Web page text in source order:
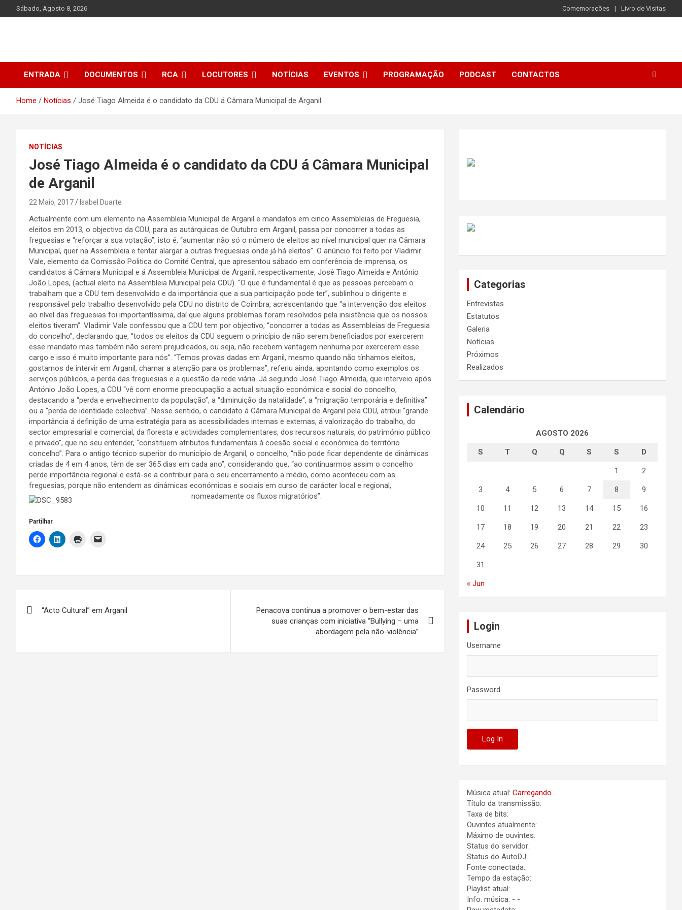
to
Sábado, Agosto 8, 2026 Comemorações Livro de Visitas
ENTRADA DOCUMENTOS RCA LOCUTORES NOTÍCIAS EVENTOS PROGRAMAÇÃO PODCAST CONTACTOS
Home Notícias José Tiago Almeida é o candidato da CDU á Câmara Municipal de Arganil
NOTÍCIAS
José Tiago Almeida é o candidato da CDU á Câmara Municipal
de Arganil
22 Maio, 2017 Isabel Duarte
Actualmente com um elemento na Assembleia Municipal de Arganil e mandatos em cinco Assembleias de Freguesia,
eleitos em 2013, o objectivo da CDU, para as autárquicas de Outubro em Arganil, passa por concorrer a todas as
freguesias e “reforçar a sua votação”, isto é, “aumentar não só o número de eleitos ao nível municipal quer na Câmara
Municipal, quer na Assembleia e tentar alargar a outras freguesias onde já há eleitos”. O anúncio foi feito por Vladimir
Vale, elemento da Comissão Politica do Comité Central, que apresentou sábado em conferência de imprensa, os
candidatos á Câmara Municipal e á Assembleia Municipal de Arganil, respectivamente, José Tiago Almeida e António
João Lopes, (actual eleito na Assembleia Municipal pela CDU). “O que é fundamental é que as pessoas percebam o
trabalham que a CDU tem desenvolvido e da importância que a sua participação pode ter”, sublinhou o dirigente e
responsável pelo trabalho desenvolvido pela CDU no distrito de Coimbra, acrescentando que “a intervenção dos eleitos
ao nível das freguesias foi importantíssima, daí que alguns problemas foram resolvidos pela insistência que os nossos
eleitos tiveram”. Vladimir Vale confessou que a CDU tem por objectivo, “concorrer a todas as Assembleias de Freguesia
do concelho”, declarando que, “todos os eleitos da CDU seguem o princípio de não serem beneficiados por exercerem
esse mandato mas também não serem prejudicados, ou seja, não recebem vantagem nenhuma por exercerem esse
cargo e isso é muito importante para nós”. “Temos provas dadas em Arganil, mesmo quando não tínhamos eleitos,
gostamos de intervir em Arganil, chamar a atenção para os problemas”, referiu ainda, apontando como exemplos os
serviços públicos, a perda das freguesias e a questão da rede viária. Já segundo José Tiago Almeida, que interveio após
António João Lopes, a CDU “vê com enorme preocupação a actual situação económica e social do concelho,
destacando a “perda e envelhecimento da população”, a “diminuição da natalidade”, a “migração temporária e definitiva”
ou a “perda de identidade colectiva”. Nesse sentido, o candidato á Câmara Municipal de Arganil pela CDU, atribui “grande
importância á definição de uma estratégia para as acessibilidades internas e externas, á valorização do trabalho, do
sector empresarial e comercial, da floresta e actividades complementares, dos recursos naturais, do património público
e privado”, que no seu entender, “constituem atributos fundamentais á coesão social e económica do território
concelho”. Para o antigo técnico superior do município de Arganil, o concelho, “não pode ficar dependente de dinâmicas
criadas de 4 em 4 anos, têm de ser 365 dias em cada ano”, considerando que, “ao continuarmos assim o concelho
perde importância regional e está-se a contribuir para o seu encerramento a médio, como aconteceu com as
freguesias, porque não entendem as dinâmicas económicas e sociais em curso de carácter local e regional,
nomeadamente os fluxos migratórios”.
Partilhar
“Acto Cultural” em Arganil
Penacova continua a promover o bem-estar das
suas crianças com iniciativa “Bullying – uma
abordagem pela não-violência”
Categorias
Entrevistas
Estatutos
Galeria
Notícias
Próximos
Realizados
Calendário
AGOSTO 2026
S T Q Q S S D
1 2
3 4 5 6 7 8 9
10 11 12 13 14 15 16
17 18 19 20 21 22 23
24 25 26 27 28 29 30
31
« Jun
Login
Username
Password
Música atual:Carregando ...
Título da transmissão:
Taxa de bits:
Ouvintes atualmente:
Máximo de ouvintes:
Status do servidor:
Status do AutoDJ:
Fonte conectada.:
Tempo da estação:
Playlist atual:
Info. música: - -